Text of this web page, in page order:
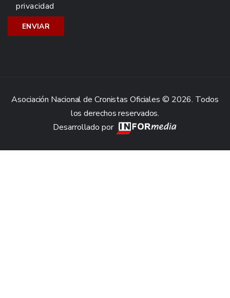
privacidad
Asociación Nacional de Cronistas Oficiales © 2026. Todos
los derechos reservados.
Desarrollado por